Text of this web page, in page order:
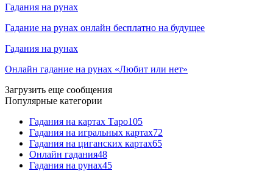
Гадания на рунах
Гадание на рунах онлайн бесплатно на будущее
Гадания на рунах
Онлайн гадание на рунах «Любит или нет»
Загрузить еще сообщения
Популярные категории
Гадания на картах Таро105
Гадания на игральных картах72
Гадания на циганских картах65
Онлайн гадания48
Гадания на рунах45